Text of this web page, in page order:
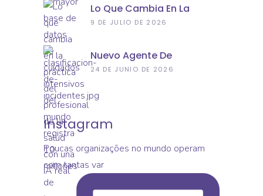
De Ingresos Hospitalarios
Lo Que Cambia En La
Práctica Del Profesional De
9 DE JULIO DE 2026
Nuevo Agente De
Clasificación De
Nueva Aplicación De
Del Paciente
24 DE JUNIO DE 2026
Instagram
Poucas organizações no mundo operam
com tantas var